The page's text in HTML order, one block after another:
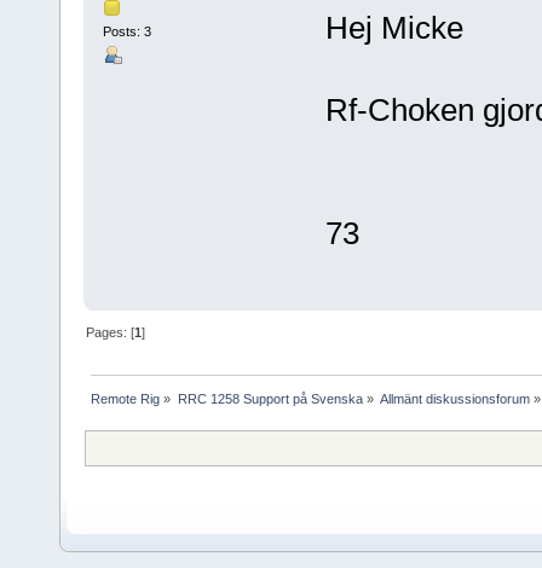
Posts: 3 Hej Micke
Rf-Choken
73
Pages: [1]
Remote Rig » RRC 1258 Support på Svenska» Allmänt diskussionsforum»